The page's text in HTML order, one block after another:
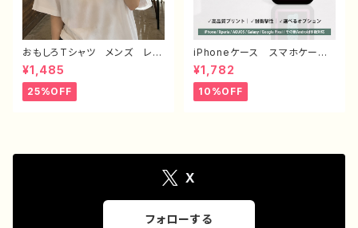
おもしろTシャツ メンズ レデ
ィース 面白Tシャツ かわい
い おしゃれ イラスト ブタ
動物 ゆるかわ ゆるい ユニ
ーク ネタ系 オリジナルキャ
¥1,485
25%OFF
iPhoneケース スマホケー
ス シンプル おしゃれ 面白
い おもしろスマホケース ネ
タ系 エモい ほぼ 全機種対
応 メンズ iPhone15/14/13/
オリジナル デザイン グッ
ズ タイトル：脱法寿司 作：ん
¥1,782
10%OFF
X
フォローする